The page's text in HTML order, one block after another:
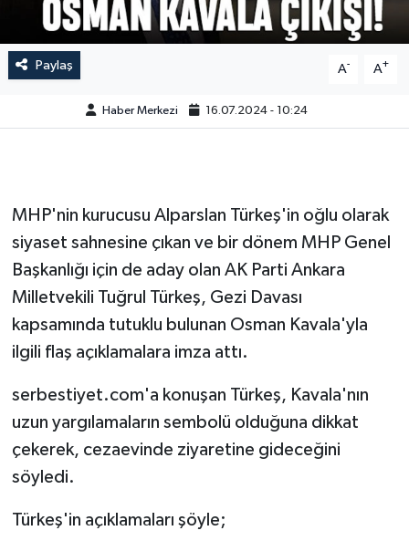
Paylaş A- A+
Haber Merkezi 16.07.2024 - 10:24
MHP'nin kurucusu Alparslan Türkeş'in oğlu olarak
siyaset sahnesine çıkan ve bir dönem MHP Genel
Başkanlığı için de aday olan AK Parti Ankara
Milletvekili Tuğrul Türkeş, Gezi Davası
kapsamında tutuklu bulunan Osman Kavala'yla
ilgili flaş açıklamalara imza attı.
serbestiyet.com'a konuşan Türkeş, Kavala'nın
uzun yargılamaların sembolü olduğuna dikkat
çekerek, cezaevinde ziyaretine gideceğini
söyledi.
Türkeş'in açıklamaları şöyle;